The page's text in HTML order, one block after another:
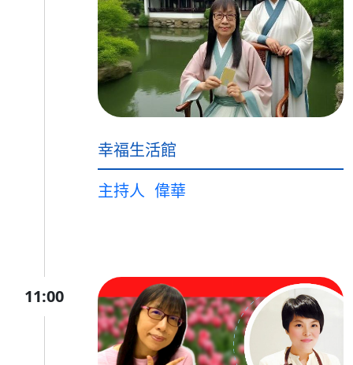
幸福生活館
主持人 偉華
11:00